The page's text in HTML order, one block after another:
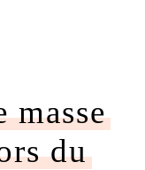
masse
du